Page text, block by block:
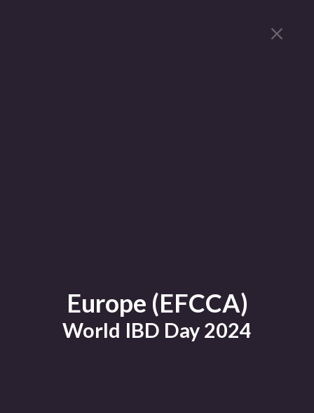
Europe (EFCCA)
World IBD Day 2024